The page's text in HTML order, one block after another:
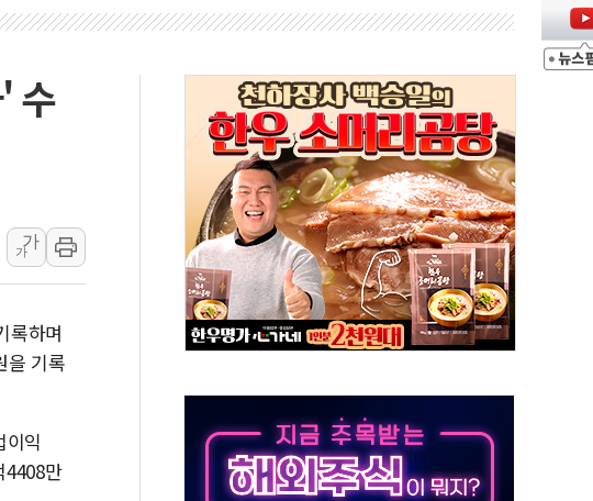
어 제휴 여행적금 완판
CIFO, 금융지주 포용금융 조직개편 신호탄
전 감사 무마' 유병호 구속 기소
동반 하락…내린 종목이 두 배 넘어
통더위…김성환 기후부 장관 "예측범위 벗어나도 즉시대응"
수 예측"…건설연, AI 위험기상 기술 개발
액공제·인증제도 개선 수혜 기대"
무너져…대전서 50대 일용직 추락 사망
풀고 재개발·재건축 촉진하는 것이 부동산 정상화"
관저 이전 감사 무마' 유병호 감사위원 구속 기소
내년 AI 팩토리 매출 본격화
수
가
가
록하며
을 기록
익
4408만